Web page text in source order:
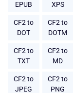
EPUB
XPS
CF2 to
DOT
CF2 to
DOTM
CF2 to
TXT
CF2 to
MD
CF2 to
JPEG
CF2 to
PNG